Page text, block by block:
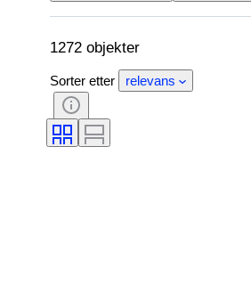
Jernbaneselskap
1272 objekter
Sorter etter relevans